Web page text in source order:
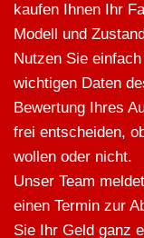
kaufen Ihnen Ihr
Modell und
Nutzen Sie
wichtigen Daten
Bewertung Ihres
frei entscheiden,
wollen oder nicht.
Unser Team
einen Termin zur
Sie Ihr Geld ganz